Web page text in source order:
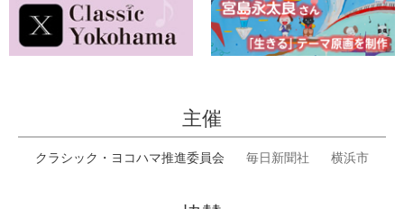
主催
クラシック・ヨコハマ推進委員会 毎日新聞社 横浜市